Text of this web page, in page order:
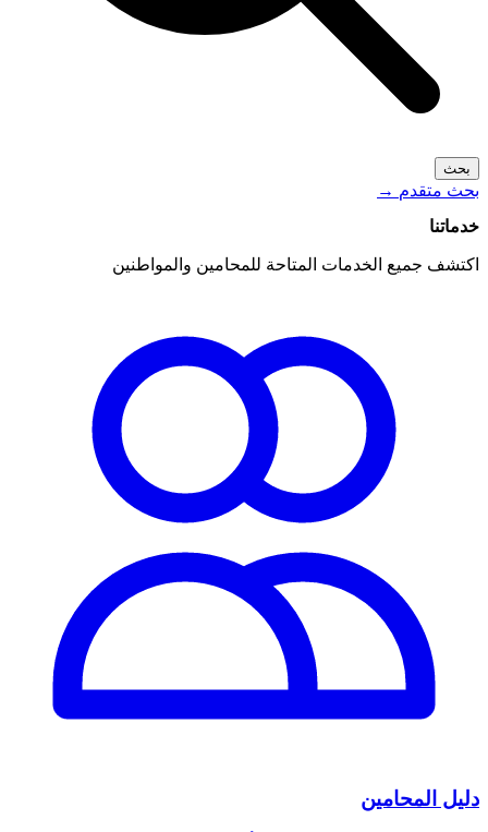
بحث
بحث متقدم →
خدماتنا
اكتشف جميع الخدمات المتاحة للمحامين والمواطنين
دليل المحامين